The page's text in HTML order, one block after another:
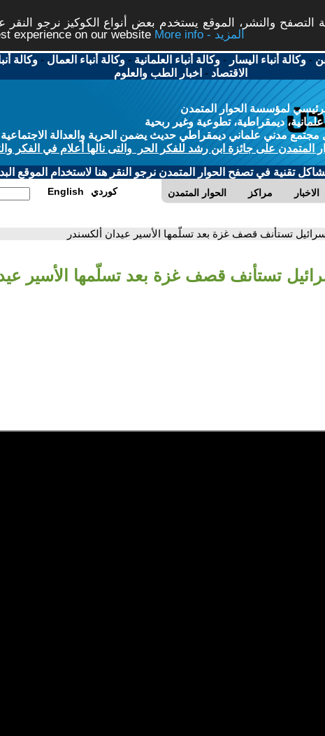
والنشر، الموقع يستخدم بعض أنواع الكوكيز نرجو
experience on our website
More info - المزيد
-وكالة أنباء اليسار -وكالة أنباء العلمانية -وكالة أنباء العمال -وكالة
الاقتصاد - اخبار الطب والعلوم
لمؤسسة الحوار المتمدن
ديمقراطية، تطوعية وغير ربحية
مدني علماني ديمقراطي حديث يضمن الحرية والعدالة الاجتماعية
المتمدن على جائزة ابن رشد للفكر الحر والتى نالها أعلام في الفكر
تقنية في تصفح الحوار المتمدن نرجو النقر هنا لاستخدام الموقع
الحوار المتمدن مراكز الاخبار English كوردي
تستأنف قصف غزة بعد تسلّمها الأسير عيدان ألكسندر
تستأنف قصف غزة بعد تسلّمها الأسير